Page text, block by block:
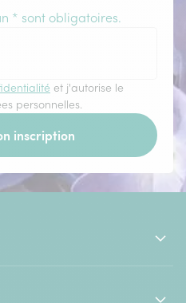
* sont obligatoires.
et j'autorise le
personnelles.
inscription